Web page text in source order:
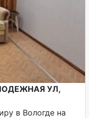
УЛ,
в Вологде на